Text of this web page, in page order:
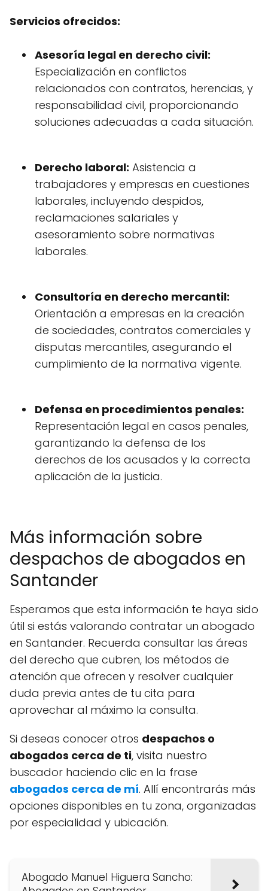
Servicios ofrecidos:
Asesoría legal en derecho civil:
Especialización en conflictos
relacionados con contratos, herencias, y
responsabilidad civil, proporcionando
soluciones adecuadas a cada situación.
Derecho laboral: Asistencia a
trabajadores y empresas en cuestiones
laborales, incluyendo despidos,
reclamaciones salariales y
asesoramiento sobre normativas
laborales.
Consultoría en derecho mercantil:
Orientación a empresas en la creación
de sociedades, contratos comerciales y
disputas mercantiles, asegurando el
cumplimiento de la normativa vigente.
Defensa en procedimientos penales:
Representación legal en casos penales,
garantizando la defensa de los
derechos de los acusados y la correcta
aplicación de la justicia.
Más información sobre
despachos de abogados en
Santander
Esperamos que esta información te haya sido
útil si estás valorando contratar un abogado
en Santander. Recuerda consultar las áreas
del derecho que cubren, los métodos de
atención que ofrecen y resolver cualquier
duda previa antes de tu cita para
aprovechar al máximo la consulta.
Si deseas conocer otros despachos o
abogados cerca de ti, visita nuestro
buscador haciendo clic en la frase
abogados cerca de mí. Allí encontrarás más
opciones disponibles en tu zona, organizadas
por especialidad y ubicación.
Abogado Manuel Higuera Sancho: